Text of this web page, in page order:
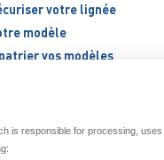
votre lignée
modèle
vos modèles
is responsible for processing,